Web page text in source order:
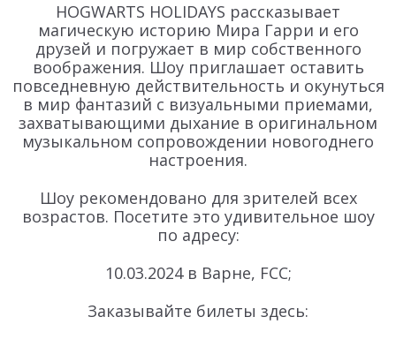
HOGWARTS HOLIDAYS рассказывает
магическую историю Мира Гарри и его
друзей и погружает в мир собственного
воображения. Шоу приглашает оставить
повседневную действительность и окунуться
в мир фантазий с визуальными приемами,
захватывающими дыхание в оригинальном
музыкальном сопровождении новогоднего
настроения.
Шоу рекомендовано для зрителей всех
возрастов. Посетите это удивительное шоу
по адресу:
10.03.2024в Варне, FCC;
Заказывайте билеты здесь: